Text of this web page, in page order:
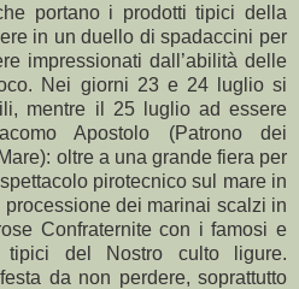
portano i prodotti tipici della
in un duello di spadaccini per
impressionati dall’abilità delle
Nei giorni 23 e 24 luglio si
mentre il 25 luglio ad essere
Apostolo (Patrono dei
oltre a una grande fiera per
pirotecnico sul mare in
dei marinai scalzi in
Confraternite con i famosi e
tipici del Nostro culto ligure.
da non perdere, soprattutto